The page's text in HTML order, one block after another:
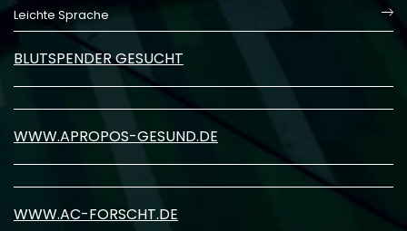
Leichte Sprache
BLUTSPENDER GESUCHT
WWW.APROPOS-GESUND.DE
WWW.AC-FORSCHT.DE